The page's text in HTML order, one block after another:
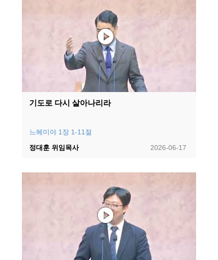
기도로 다시 살아나리라
느헤미야 1장 1-11절
2026-06-17
정대훈 위임목사